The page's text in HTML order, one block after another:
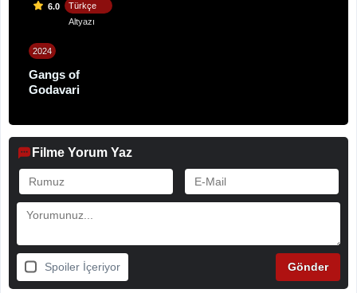
6.0
Türkçe
Altyazı
2024
Gangs of
Godavari
Filme Yorum Yaz
Spoiler İçeriyor